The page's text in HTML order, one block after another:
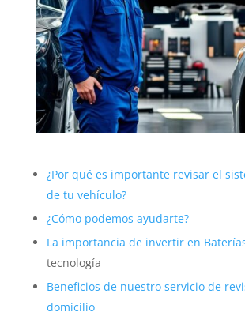
¿Por qué es importante revisar el
de tu vehículo?
¿Cómo podemos ayudarte?
La importancia de invertir en
tecnología
Beneficios de nuestro servicio de
domicilio